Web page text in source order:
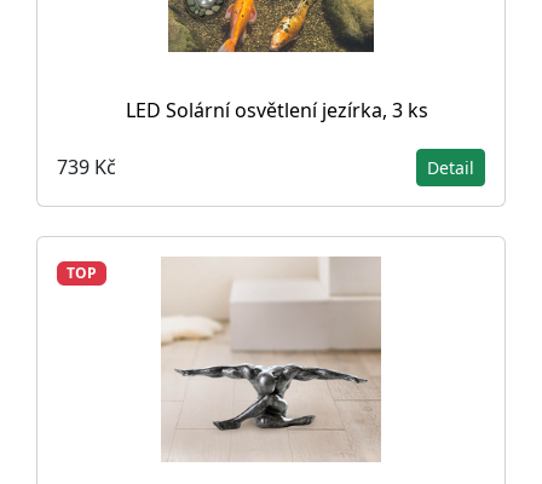
LED Solární osvětlení jezírka, 3 ks
739 Kč Detail
TOP